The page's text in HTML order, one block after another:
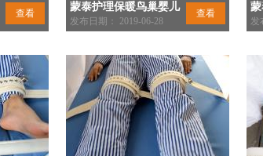
查看
蒙泰护理保暖鸟巢婴儿
床
发布日期： 2019-06-28
查看
发